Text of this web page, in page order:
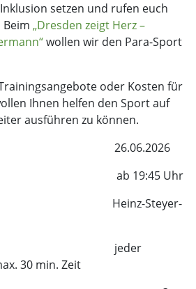
setzen und rufen euch
„Dresden zeigt Herz –
wollen wir den Para-Sport
oder Kosten für
Ihnen helfen den Sport auf
ausführen zu können.
26.06.2026
ab 19:45 Uhr
Steyer-
jeder
30 min. Zeit